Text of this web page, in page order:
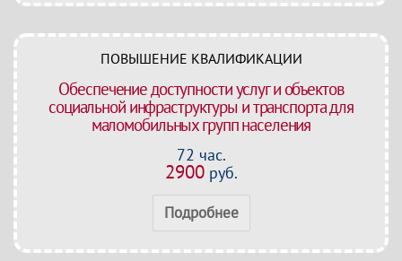
ПОВЫШЕНИЕ КВАЛИФИКАЦИИ
Обеспечение доступности услуг и объектов
социальной инфраструктуры и транспорта для
маломобильных групп населения
72 час.
2900руб.
Подробнее